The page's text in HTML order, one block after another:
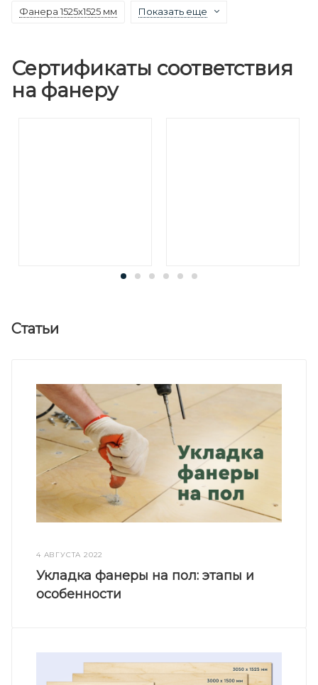
Фанера 1525х1525 мм Показать еще
Сертификаты соответствия
на фанеру
Статьи
4 АВГУСТА 2022
Укладка фанеры на пол: этапы и
особенности